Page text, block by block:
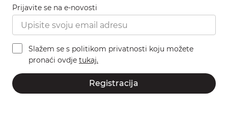
Prijavite se na e-novosti
Slažem se s politikom privatnosti koju možete
pronaći ovdje tukaj.
Registracija